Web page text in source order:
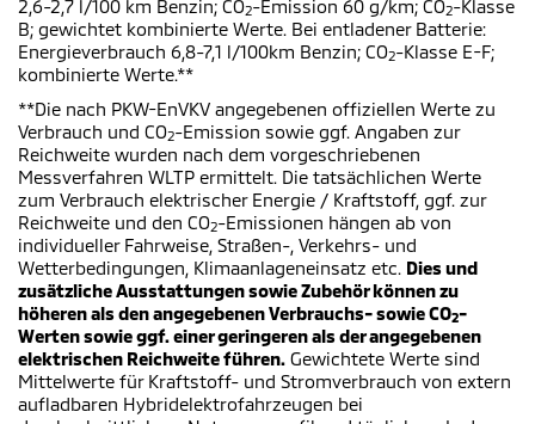
2,6-2,7 l/100 km Benzin; CO2-Emission 60 g/km; CO2-Klasse
B; gewichtet kombinierte Werte. Bei entladener Batterie:
Energieverbrauch 6,8-7,1 l/100km Benzin; CO2-Klasse E-F;
kombinierte Werte.**
**Die nach PKW-EnVKV angegebenen offiziellen Werte zu
Verbrauch und CO2-Emission sowie ggf. Angaben zur
Reichweite wurden nach dem vorgeschriebenen
Messverfahren WLTP ermittelt. Die tatsächlichen Werte
zum Verbrauch elektrischer Energie / Kraftstoff, ggf. zur
Reichweite und den CO2-Emissionen hängen ab von
individueller Fahrweise, Straßen-, Verkehrs- und
Wetterbedingungen, Klimaanlageneinsatz etc. Dies und
zusätzliche Ausstattungen sowie Zubehör können zu
höheren als den angegebenen Verbrauchs- sowie CO2-
Werten sowie ggf. einer geringeren als der angegebenen
elektrischen Reichweite führen. Gewichtete Werte sind
Mittelwerte für Kraftstoff- und Stromverbrauch von extern
aufladbaren Hybridelektrofahrzeugen bei